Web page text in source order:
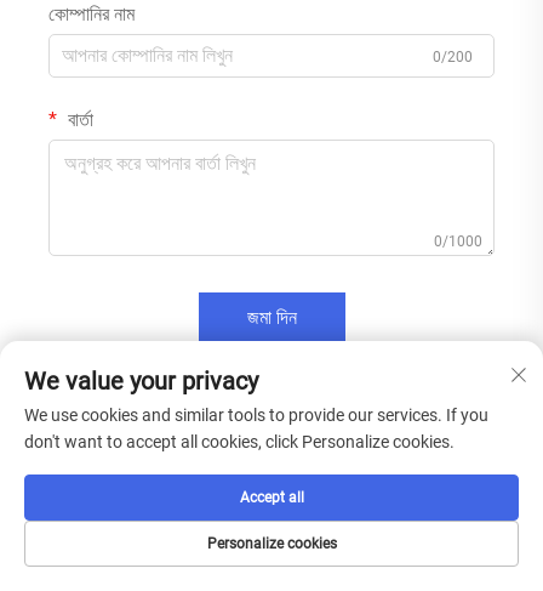
কোম্পানির নাম
0/200
বার্তা
0/1000
জমা দিন
We value your privacy
We use cookies and similar tools to provide our services. If you
don't want to accept all cookies, click Personalize cookies.
Personalize cookies
Accept all